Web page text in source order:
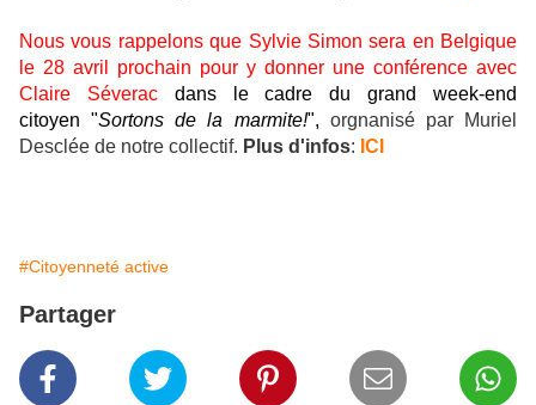
Nous vous rappelons que Sylvie Simon sera en Belgique
le 28 avril prochain pour y donner une conférence avec
Claire Séverac dans le cadre du grand week-end
citoyen "Sortons de la marmite!", orgnanisé par Muriel
Desclée de notre collectif. Plus d'infos: ICI
#Citoyenneté active
Partager